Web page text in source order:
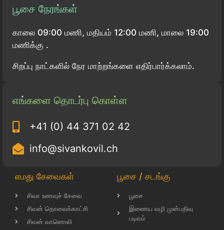
பூசை நேரங்கள்
காலை 09:00 மணி, மதியம் 12:00 மணி, மாலை 19:00
மணிக்கு .
சிறப்பு நாட்களில் நேர மாற்றங்களை எதிர்பார்க்கலாம்.
எங்களை தொடர்பு கொள்ள
+41 (0) 44 371 02 42
info@sivankovil.ch
எமது சேவைகள்
சிவா உணவுச் சேவை
சிவன் தொலைக்காட்சி
சிவன் வானொலி
பூசை / சடங்கு
பூசை
இணைய வழி முன்பதிவு
படிவம்